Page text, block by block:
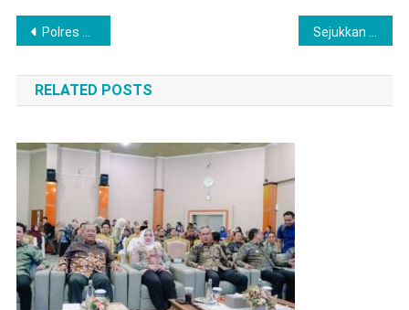
Post
navigation
Polres Lubuk Linggau Tuan Rumah Bagi Empat Jajaran Polres Tetangga Sebagai Pusat Pelaksanaan Asistensi Dari Birorena Polda Sumsel
RELATED POSTS